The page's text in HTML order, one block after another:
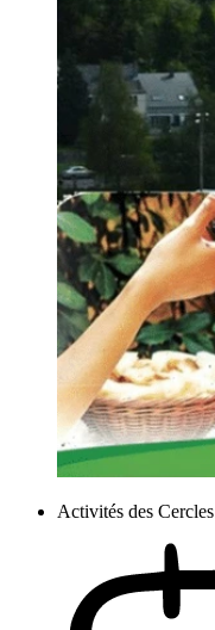
Activités des Cercles